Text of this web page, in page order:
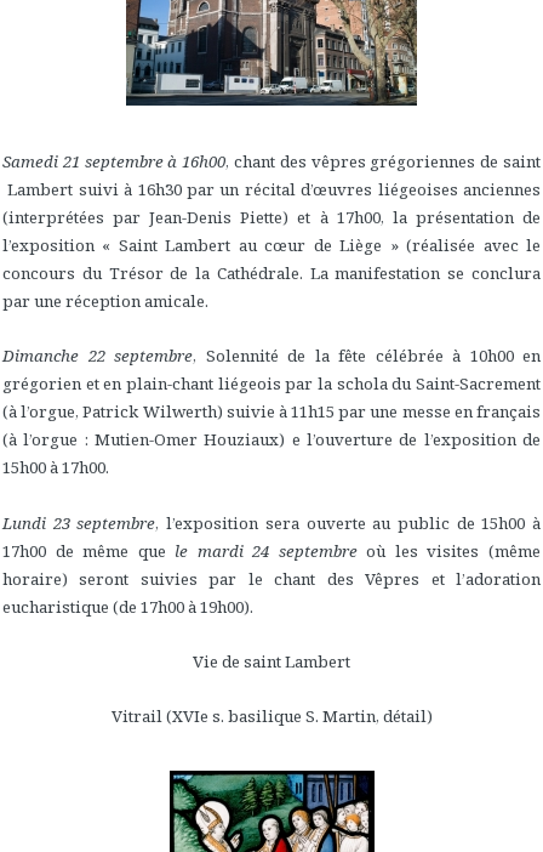
Samedi 21 septembre à 16h00, chant des vêpres grégoriennes de saint
Lambert suivi à 16h30 par un récital d’œuvres liégeoises anciennes
(interprétées par Jean-Denis Piette) et à 17h00, la présentation de
l’exposition « Saint Lambert au cœur de Liège » (réalisée avec le
concours du Trésor de la Cathédrale. La manifestation se conclura
par une réception amicale.
Dimanche 22 septembre, Solennité de la fête célébrée à 10h00 en
grégorien et en plain-chant liégeois par la schola du Saint-Sacrement
(à l’orgue, Patrick Wilwerth) suivie à 11h15 par une messe en français
(à l’orgue : Mutien-Omer Houziaux) e l’ouverture de l’exposition de
15h00 à 17h00.
Lundi 23 septembre, l’exposition sera ouverte au public de 15h00 à
17h00 de même que le mardi 24 septembreoù les visites (même
horaire) seront suivies par le chant des Vêpres et l’adoration
eucharistique (de 17h00 à 19h00).
Vie de saint Lambert
Vitrail (XVIe s. basilique S. Martin, détail)